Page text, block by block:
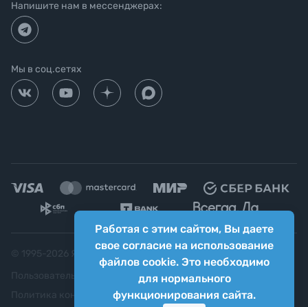
Работая с этим сайтом, Вы даете
свое согласие на использование
файлов cookie. Это необходимо
для нормального
функционирования сайта.
Напишите нам в мессенджерах:
Мы в соц.сетях
Яркий фотомаркет ("Яркий Мир")
Пользовательское соглашение
Политика конфиденциальности